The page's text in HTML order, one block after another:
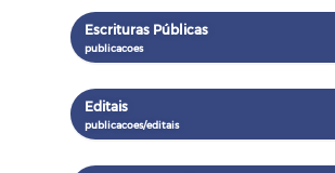
Escrituras Públicas
Editais